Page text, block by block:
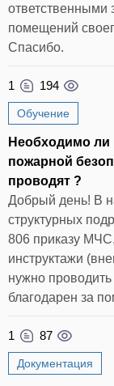
ответственными
помещений
Спасибо.
1 194
Обучение
Необходимо ли
пожарной
проводят ?
Добрый день! В
структурных
806 приказу
инструктажи
нужно
благодарен за
1 87
Документация